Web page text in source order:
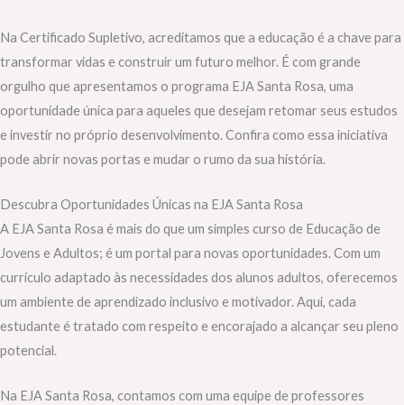
Na Certificado Supletivo, acreditamos que a educação é a chave para
transformar vidas e construir um futuro melhor. É com grande
orgulho que apresentamos o programa EJA Santa Rosa, uma
oportunidade única para aqueles que desejam retomar seus estudos
e investir no próprio desenvolvimento. Confira como essa iniciativa
pode abrir novas portas e mudar o rumo da sua história.
Descubra Oportunidades Únicas na EJA Santa Rosa
A EJA Santa Rosa é mais do que um simples curso de Educação de
Jovens e Adultos; é um portal para novas oportunidades. Com um
currículo adaptado às necessidades dos alunos adultos, oferecemos
um ambiente de aprendizado inclusivo e motivador. Aqui, cada
estudante é tratado com respeito e encorajado a alcançar seu pleno
potencial.
Na EJA Santa Rosa, contamos com uma equipe de professores